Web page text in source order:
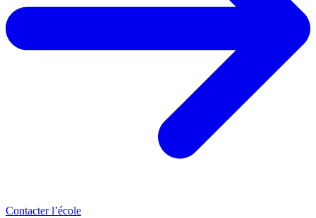
Contacter l’école